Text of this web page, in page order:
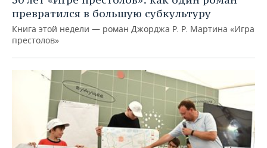
превратился в большую субкультуру
Книга этой недели — роман Джорджа Р. Р. Мартина «Игра
престолов»